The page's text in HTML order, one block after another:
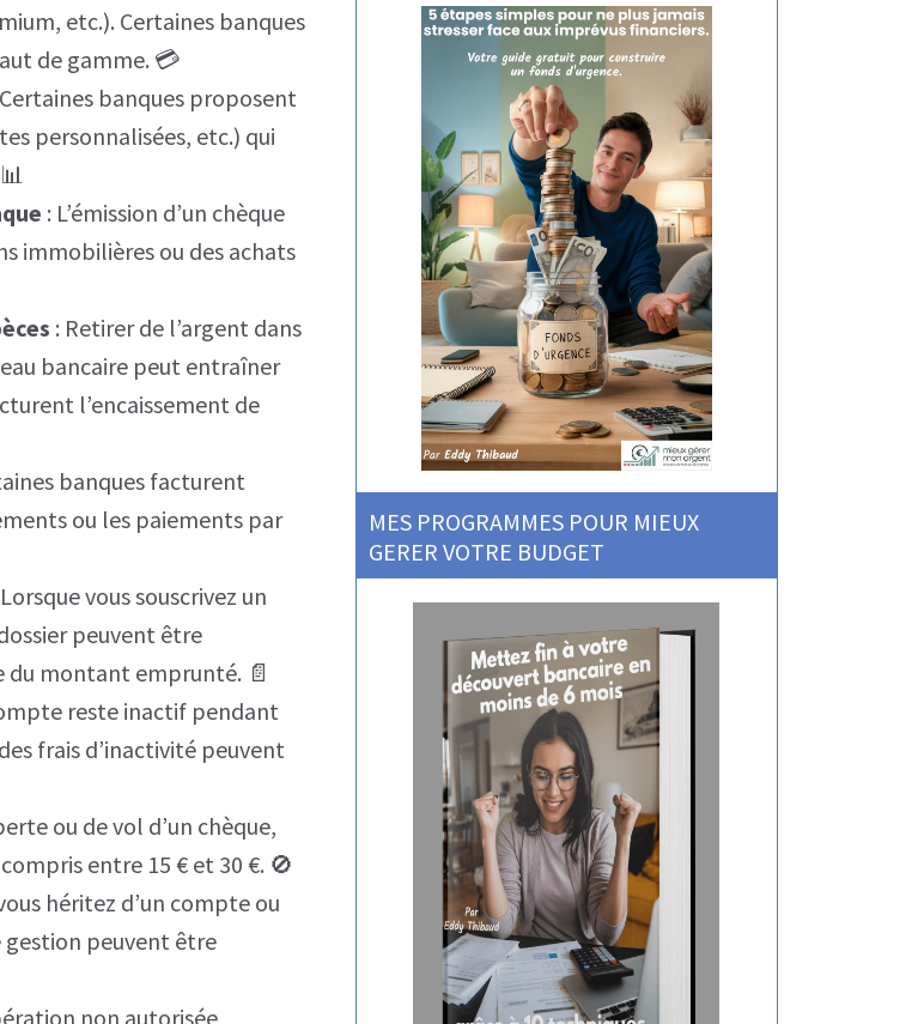
etc.). Certaines banques
de gamme. 💳
banques proposent
personnalisées, etc.) qui
: L’émission d’un chèque
immobilières ou des achats
: Retirer de l’argent dans
bancaire peut entraîner
l’encaissement de
banques facturent
ou les paiements par
vous souscrivez un
peuvent être
du montant emprunté. 📄
reste inactif pendant
frais d’inactivité peuvent
ou de vol d’un chèque,
entre 15 € et 30 €. 🚫
héritez d’un compte ou
gestion peuvent être
non autorisée
MES PROGRAMMES POUR MIEUX
GERER VOTRE BUDGET